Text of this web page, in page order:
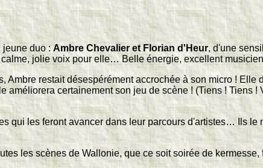
jeune duo :Ambre Chevalier et Florian d'Heur, d'une
jolie voix pour elle… Belle énergie, excellent
restait désespérément accrochée à son micro ! Elle
certainement son jeu de scène ! (Tiens ! Tiens !
qui les feront avancer dans leur parcours d'artistes… Ils le
les scènes de Wallonie, que ce soit soirée de